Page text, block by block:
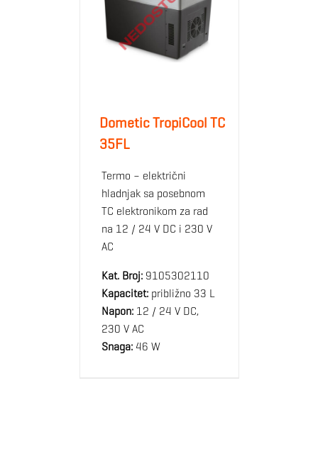
Dometic TropiCool TC
35FL
Termo – električni
hladnjak sa posebnom
TC elektronikom za rad
na 12 / 24 V DC i 230 V
AC
Kat. Broj:9105302110
Kapacitet:približno 33 L
Napon: 12 / 24 V DC,
230 V AC
Snaga:46 W